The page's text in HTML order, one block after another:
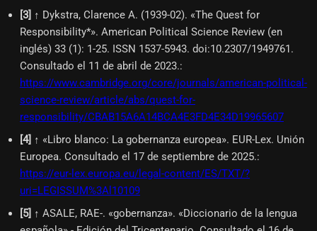
3 ↑ Dykstra, Clarence A. (1939-02). «The Quest for
Responsibility*». American Political Science Review (en
inglés) 33 (1): 1-25. ISSN 1537-5943. doi:10.2307/1949761.
Consultado el 11 de abril de 2023.:
https://www.cambridge.org/core/journals/american-political-
science-review/article/abs/quest-for-
responsibility/CBAB15A6A14BCA4E3FD4E34D19965607
4] ↑ «Libro blanco: La gobernanza europea». EUR-Lex. Unión
Europea. Consultado el 17 de septiembre de 2025.:
https://eur-lex.europa.eu/legal-content/ES/TXT/?
uri=LEGISSUM%3Al10109
5] ↑ ASALE, RAE-. «gobernanza». «Diccionario de la lengua